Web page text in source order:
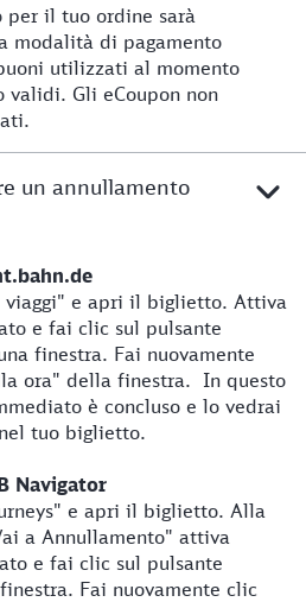
per il tuo ordine sarà
modalità di pagamento
utilizzati al momento
validi. Gli eCoupon non
un annullamento
viaggi" e apri il biglietto. Attiva
e fai clic sul pulsante
finestra. Fai nuovamente
ora" della finestra. In questo
è concluso e lo vedrai
tuo biglietto.
Navigator
e apri il biglietto. Alla
a Annullamento" attiva
e fai clic sul pulsante
Fai nuovamente clic